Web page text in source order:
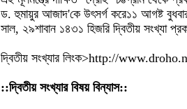
ড. হুমায়ুর আজাদ'কে উৎসর্গ করে১১ আগষ্ট
সাল, ২৯শাবান ১৪৩১ হিজরি দ্বিতীয় সংখ্যা
দ্বিতীয় সংখ্যার লিংক>http://
::দ্বিতীয় সংখ্যার বিষয় বিন্যাস::